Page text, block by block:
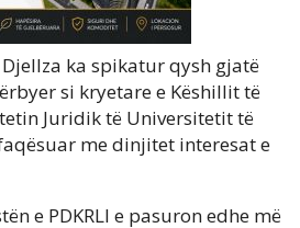
ka spikatur qysh gjatë
si kryetare e Këshillit të
Juridik të Universitetit të
me dinjitet interesat e
e PDKRLl e pasuron edhe më